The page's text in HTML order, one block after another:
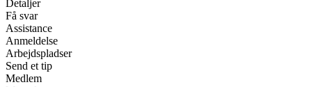
Detaljer
Få svar
Assistance
Anmeldelse
Arbejdspladser
Send et tip
Medlem